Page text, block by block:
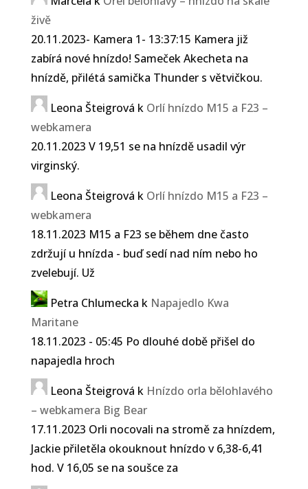
živě
20.11.2023- Kamera 1- 13:37:15 Kamera již
zabírá nové hnízdo! Sameček Akecheta na
hnízdě, přilétá samička Thunder s větvičkou.
Leona Šteigrová k Orlí hnízdo M15 a F23 –
webkamera
20.11.2023 V 19,51 se na hnízdě usadil výr
virginský.
Leona Šteigrová k Orlí hnízdo M15 a F23 –
webkamera
18.11.2023 M15 a F23 se během dne často
zdržují u hnízda - buď sedí nad ním nebo ho
zvelebují. Už
Petra Chlumecka k Napajedlo Kwa
Maritane
18.11.2023 - 05:45 Po dlouhé době přišel do
napajedla hroch
Leona Šteigrová k Hnízdo orla bělohlavého
– webkamera Big Bear
17.11.2023 Orli nocovali na stromě za hnízdem,
Jackie přiletěla okouknout hnízdo v 6,38-6,41
hod. V 16,05 se na soušce za